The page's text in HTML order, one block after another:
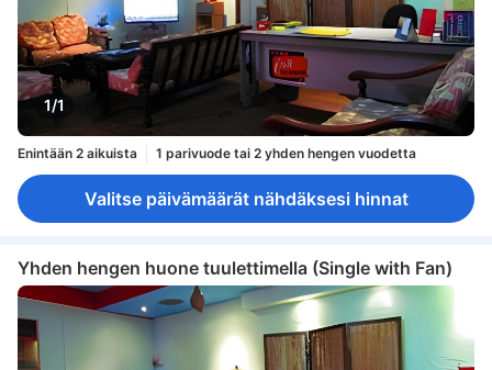
1/1
Enintään 2 aikuista 1 parivuode tai 2 yhden hengen vuodetta
Valitse päivämäärät nähdäksesi hinnat
Yhden hengen huone tuulettimella (Single with Fan)